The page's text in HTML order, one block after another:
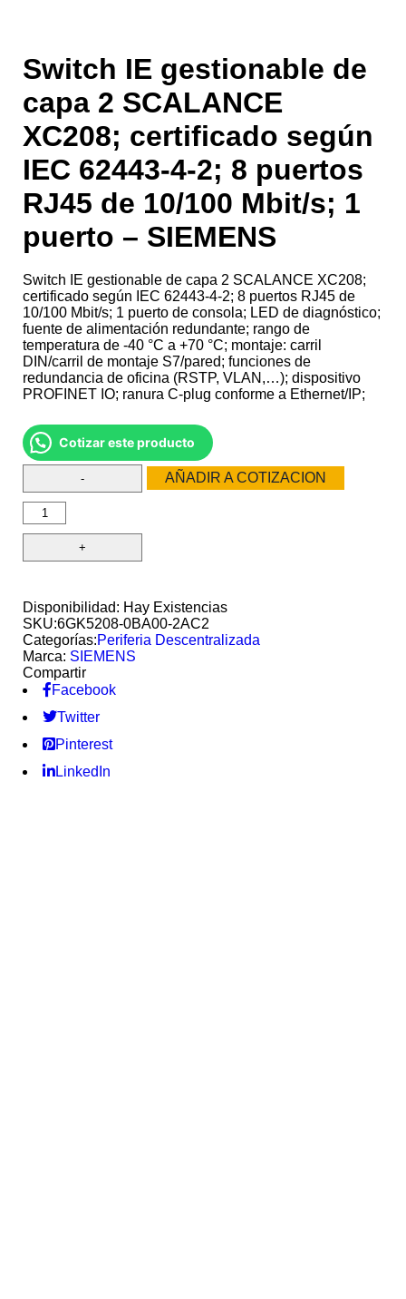
Switch IE gestionable de
capa 2 SCALANCE
XC208; certificado según
IEC 62443-4-2; 8 puertos
RJ45 de 10/100 Mbit/s; 1
puerto – SIEMENS
Switch IE gestionable de capa 2 SCALANCE XC208;
certificado según IEC 62443-4-2; 8 puertos RJ45 de
10/100 Mbit/s; 1 puerto de consola; LED de diagnóstico;
fuente de alimentación redundante; rango de
temperatura de -40 °C a +70 °C; montaje: carril
DIN/carril de montaje S7/pared; funciones de
redundancia de oficina (RSTP, VLAN,…); dispositivo
PROFINET IO; ranura C-plug conforme a Ethernet/IP;
Cotizar este producto
AÑADIR A COTIZACION
Disponibilidad: Hay Existencias
SKU:6GK5208-0BA00-2AC2
Categorías:Periferia Descentralizada
Marca: SIEMENS
Compartir
Facebook
Twitter
Pinterest
LinkedIn